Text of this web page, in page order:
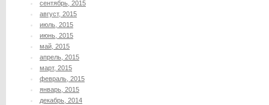
сентябрь, 2015
август, 2015
июль, 2015
июнь, 2015
май, 2015
апрель, 2015
март, 2015
февраль, 2015
январь, 2015
декабрь, 2014